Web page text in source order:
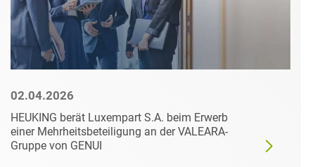
02.04.2026
HEUKING berät Luxempart S.A. beim Erwerb
einer Mehrheitsbeteiligung an der VALEARA-
Gruppe von GENUI